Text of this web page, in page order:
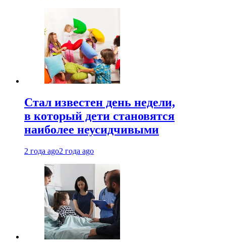
Стал известен день недели,
в который дети становятся
наиболее неусидчивыми
2 года ago2 года ago